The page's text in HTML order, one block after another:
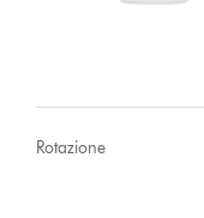
Rotazione